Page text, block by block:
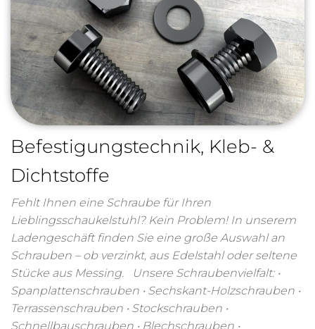
Befestigungstechnik, Kleb- &
Dichtstoffe
Fehlt Ihnen eine Schraube für Ihren
Lieblingsschaukelstuhl? Kein Problem! In unserem
Ladengeschäft finden Sie eine große Auswahl an
Schrauben – ob verzinkt, aus Edelstahl oder seltene
Stücke aus Messing. Unsere Schraubenvielfalt: •
Spanplattenschrauben • Sechskant-Holzschrauben •
Terrassenschrauben • Stockschrauben •
Schnellbauschrauben • Blechschrauben •